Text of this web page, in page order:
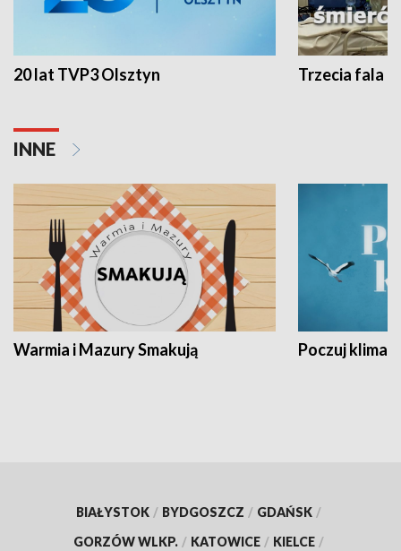
20 lat TVP3 Olsztyn Trzecia fala -
INNE
Warmia i Mazury Smakują Poczuj klimat
BIAŁYSTOK / BYDGOSZCZ / GDAŃSK /
GORZÓW WLKP. / KATOWICE / KIELCE /